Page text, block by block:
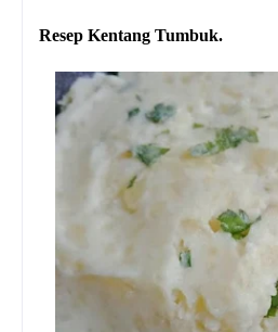
Resep Kentang Tumbuk.